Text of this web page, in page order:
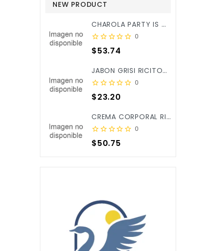
NEW PRODUCT
CHAROLA PARTY IS ON REDONDA ROSA BEBE C/3PZ X/6
0
Precio
$53.74
JABON GRISI RICITOS DE ORO ALOE&CALENDULA 90GR X/25
0
Precio
$23.20
CREMA CORPORAL RICITOS DE ORO ALOE&CALENDULA 250ML X/12
0
Precio
$50.75